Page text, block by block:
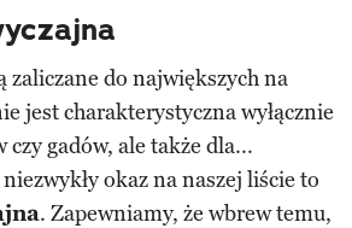
zaliczane do największych na
jest charakterystyczna wyłącznie
czy gadów, ale także dla...
okaz na naszej liście to
. Zapewniamy, że wbrew temu,